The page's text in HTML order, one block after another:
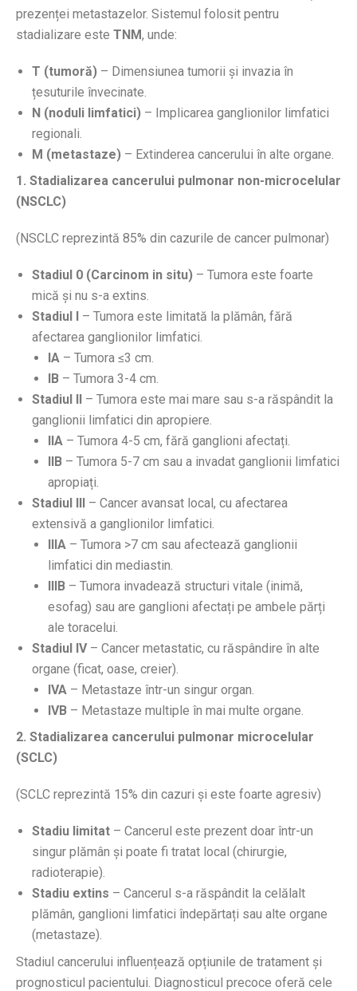
prezenței metastazelor. Sistemul folosit pentru
stadializare este TNM, unde:
T (tumoră) – Dimensiunea tumorii și invazia în
țesuturile învecinate.
N (noduli limfatici) – Implicarea ganglionilor limfatici
regionali.
M (metastaze) – Extinderea cancerului în alte organe.
1. Stadializarea cancerului pulmonar non-microcelular
(NSCLC)
(NSCLC reprezintă 85% din cazurile de cancer pulmonar)
Stadiul 0 (Carcinom in situ) – Tumora este foarte
mică și nu s-a extins.
Stadiul I
– Tumora este limitată la plămân, fără
afectarea ganglionilor limfatici.
IA – Tumora ≤3 cm.
IB – Tumora 3-4 cm.
Stadiul II
– Tumora este mai mare sau s-a răspândit la
ganglionii limfatici din apropiere.
IIA – Tumora 4-5 cm, fără ganglioni afectați.
IIB – Tumora 5-7 cm sau a invadat ganglionii limfatici
apropiați.
Stadiul III
– Cancer avansat local, cu afectarea
extensivă a ganglionilor limfatici.
IIIA – Tumora >7 cm sau afectează ganglionii
limfatici din mediastin.
IIIB – Tumora invadează structuri vitale (inimă,
esofag) sau are ganglioni afectați pe ambele părți
ale toracelui.
Stadiul IV– Cancer metastatic, cu răspândire în alte
organe (ficat, oase, creier).
IVA – Metastaze într-un singur organ.
IVB – Metastaze multiple în mai multe organe.
2. Stadializarea cancerului pulmonar microcelular
(SCLC)
(SCLC reprezintă 15% din cazuri și este foarte agresiv)
Stadiu limitat – Cancerul este prezent doar într-un
singur plămân și poate fi tratat local (chirurgie,
radioterapie).
Stadiu extins – Cancerul s-a răspândit la celălalt
plămân, ganglioni limfatici îndepărtați sau alte organe
(metastaze).
Stadiul cancerului influențează opțiunile de tratament și
prognosticul pacientului. Diagnosticul precoce oferă cele